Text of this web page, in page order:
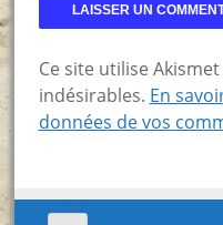
Ce site utilise
indésirables. En
données de vos